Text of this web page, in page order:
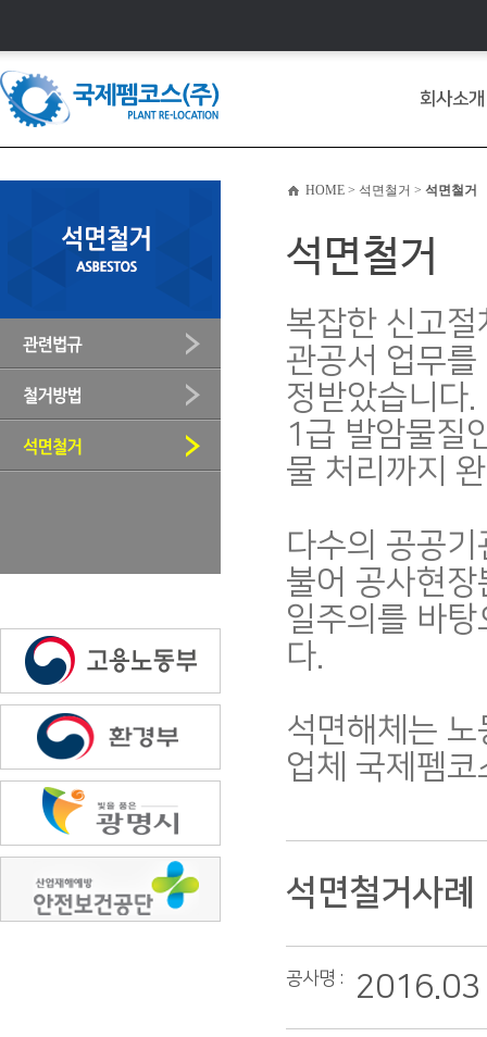
회사소개
HOME > 석면철거 > 석면철거
석면철거
복잡한 신고
관공서 업무
정받았습니다.
1급 발암물질
물 처리까지
다수의 공공
불어 공사현
일주의를 바
다.
석면해체는
업체 국제펨
석면철거사례
공사명 : 2016.03